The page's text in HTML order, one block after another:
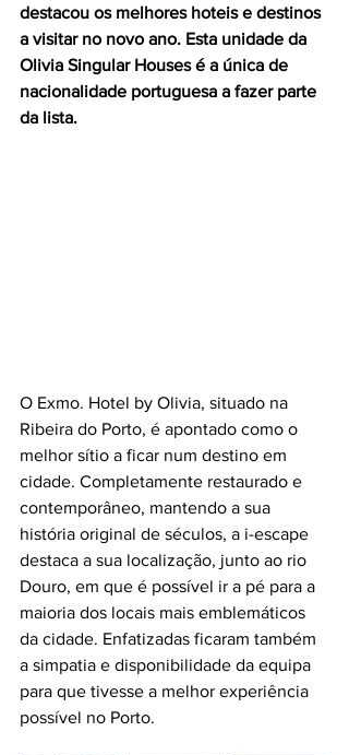
destacou os melhores hoteis e destinos
a visitar no novo ano. Esta unidade da
Olivia Singular Houses é a única de
nacionalidade portuguesa a fazer parte
da lista.
O Exmo. Hotel by Olivia, situado na
Ribeira do Porto, é apontado como o
melhor sítio a ficar num destino em
cidade. Completamente restaurado e
contemporâneo, mantendo a sua
história original de séculos, a i-escape
destaca a sua localização, junto ao rio
Douro, em que é possível ir a pé para a
maioria dos locais mais emblemáticos
da cidade. Enfatizadas ficaram também
a simpatia e disponibilidade da equipa
para que tivesse a melhor experiência
possível no Porto.